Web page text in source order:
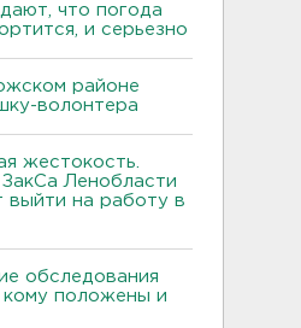
что погода
и серьезно
районе
волонтера
жестокость.
Ленобласти
выйти на работу в
обследования
кому положены и